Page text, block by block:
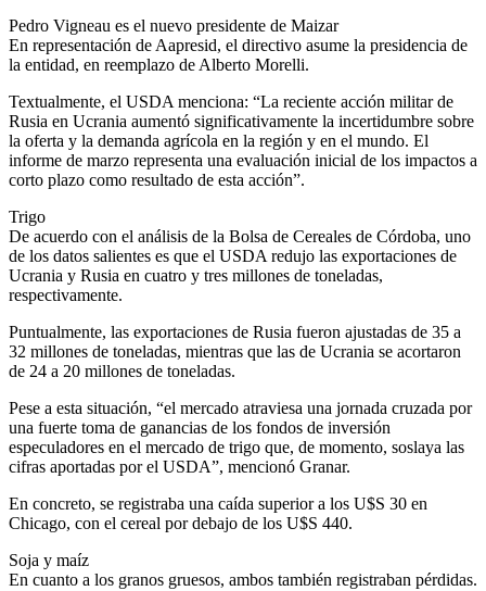
Pedro Vigneau es el nuevo presidente de Maizar
En representación de Aapresid, el directivo asume la presidencia de
la entidad, en reemplazo de Alberto Morelli.
Textualmente, el USDA menciona: “La reciente acción militar de
Rusia en Ucrania aumentó significativamente la incertidumbre sobre
la oferta y la demanda agrícola en la región y en el mundo. El
informe de marzo representa una evaluación inicial de los impactos a
corto plazo como resultado de esta acción”.
Trigo
De acuerdo con el análisis de la Bolsa de Cereales de Córdoba, uno
de los datos salientes es que el USDA redujo las exportaciones de
Ucrania y Rusia en cuatro y tres millones de toneladas,
respectivamente.
Puntualmente, las exportaciones de Rusia fueron ajustadas de 35 a
32 millones de toneladas, mientras que las de Ucrania se acortaron
de 24 a 20 millones de toneladas.
Pese a esta situación, “el mercado atraviesa una jornada cruzada por
una fuerte toma de ganancias de los fondos de inversión
especuladores en el mercado de trigo que, de momento, soslaya las
cifras aportadas por el USDA”, mencionó Granar.
En concreto, se registraba una caída superior a los U$S 30 en
Chicago, con el cereal por debajo de los U$S 440.
Soja y maíz
En cuanto a los granos gruesos, ambos también registraban pérdidas.